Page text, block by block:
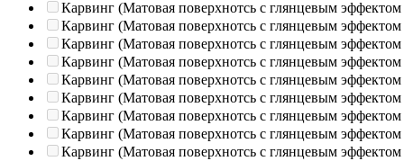
Карвинг (Матовая поверхнотсь с глянцевым эффектом
Карвинг (Матовая поверхнотсь с глянцевым эффектом
Карвинг (Матовая поверхнотсь с глянцевым эффектом
Карвинг (Матовая поверхнотсь с глянцевым эффектом
Карвинг (Матовая поверхнотсь с глянцевым эффектом
Карвинг (Матовая поверхнотсь с глянцевым эффектом
Карвинг (Матовая поверхнотсь с глянцевым эффектом
Карвинг (Матовая поверхнотсь с глянцевым эффектом
Карвинг (Матовая поверхнотсь с глянцевым эффектом